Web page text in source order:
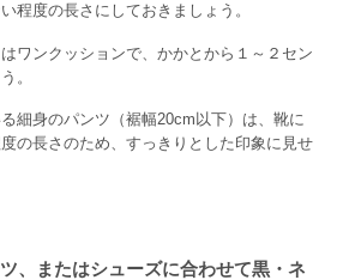
程度の長さにしておきましょう。
ワンクッションで、かかとから１～２セン
。
細身のパンツ（裾幅20cm以下）は、靴に
の長さのため、すっきりとした印象に見せ
、またはシューズに合わせて黒・ネ